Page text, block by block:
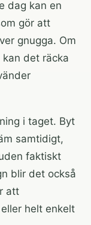
dag kan en
gör att
gnugga. Om
det räcka
i taget. Byt
samtidigt,
faktiskt
blir det också
att
helt enkelt